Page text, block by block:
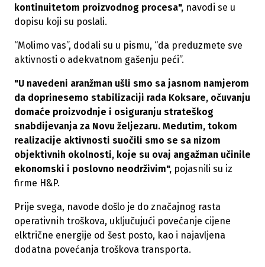
kontinuitetom proizvodnog procesa", navodi se u
dopisu koji su poslali.
“Molimo vas”, dodali su u pismu, “da preduzmete sve
aktivnosti o adekvatnom gašenju peći”.
"U navedeni aranžman ušli smo sa jasnom namjerom
da doprinesemo stabilizaciji rada Koksare, očuvanju
domaće proizvodnje i osiguranju strateškog
snabdijevanja za Novu željezaru. Medutim, tokom
realizacije aktivnosti suočili smo se sa nizom
objektivnih okolnosti, koje su ovaj angažman učinile
ekonomski i poslovno neodrživim", pojasnili su iz
firme H&P.
Prije svega, navode došlo je do značajnog rasta
operativnih troškova, uključujući povećanje cijene
elktrične energije od šest posto, kao i najavljena
dodatna povećanja troškova transporta.